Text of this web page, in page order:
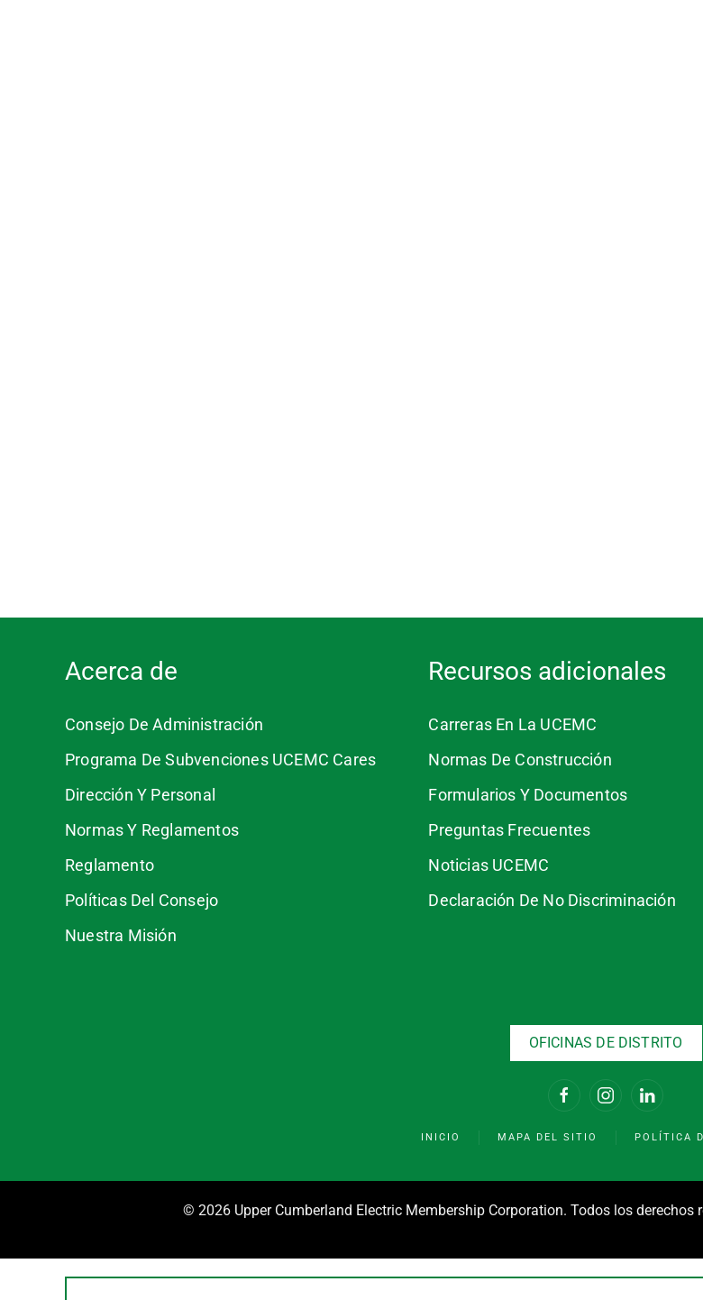
Acerca de
Consejo De Administración
Programa De Subvenciones UCEMC Cares
Dirección Y Personal
Normas Y Reglamentos
Reglamento
Políticas Del Consejo
Nuestra Misión
Recursos adicionales
Carreras En La UCEMC
Normas De Construcción
Formularios Y Documentos
Preguntas Frecuentes
Noticias UCEMC
Declaración De No Discriminación
OFICINAS DE DISTRITO
INICIO MAPA DEL SITIO POLÍTICA
© 2026 Upper Cumberland Electric Membership Corporation. Todos los